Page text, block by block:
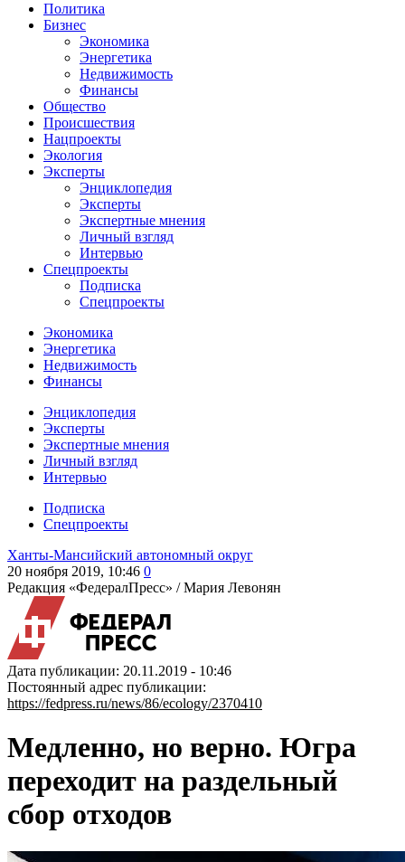
Политика
Бизнес
Экономика
Энергетика
Недвижимость
Финансы
Общество
Происшествия
Нацпроекты
Экология
Эксперты
Энциклопедия
Эксперты
Экспертные мнения
Личный взгляд
Интервью
Спецпроекты
Подписка
Спецпроекты
Экономика
Энергетика
Недвижимость
Финансы
Энциклопедия
Эксперты
Экспертные мнения
Личный взгляд
Интервью
Подписка
Спецпроекты
Ханты-Мансийский автономный округ
20 ноября 2019, 10:46 0
Редакция «ФедералПресс» /Мария Левонян
Дата публикации: 20.11.2019 - 10:46
Постоянный адрес публикации:
https://fedpress.ru/news/86/ecology/2370410
Медленно, но верно. Югра
переходит на раздельный
сбор отходов